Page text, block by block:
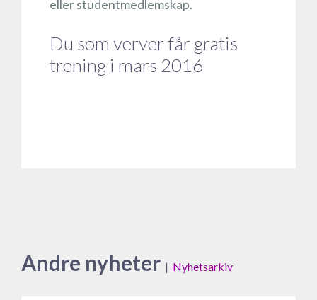
eller studentmedlemskap.
Du som verver får gratis
trening i mars 2016
Andre nyheter | Nyhetsarkiv